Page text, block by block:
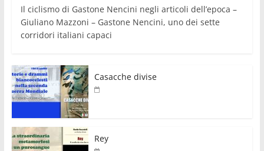
Il ciclismo di Gastone Nencini negli articoli dell’epoca –
Giuliano Mazzoni – Gastone Nencini, uno dei sette
corridori italiani capaci
Casacche divise
Rey